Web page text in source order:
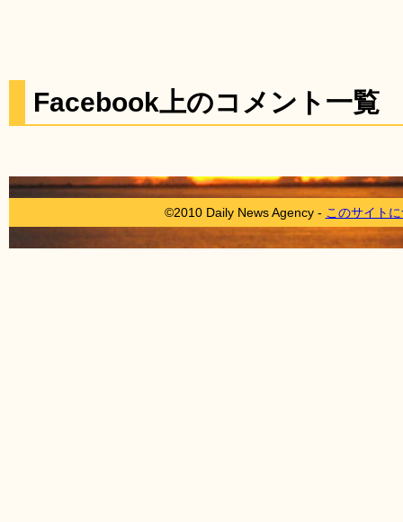
Facebook上のコメント一覧
©2010 Daily News Agency - このサイト